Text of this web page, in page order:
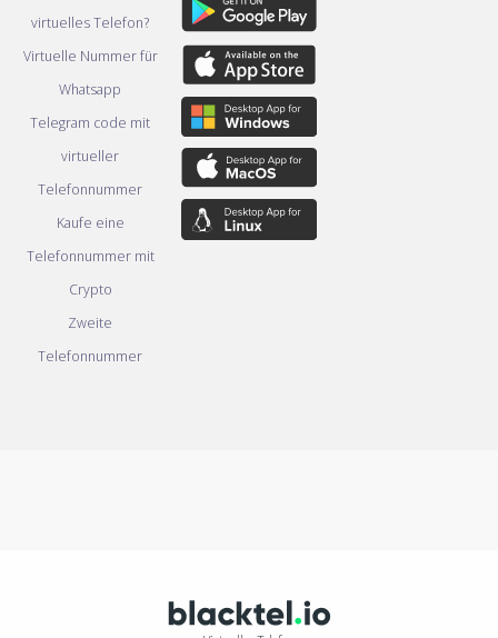
virtuelles Telefon?
Virtuelle Nummer für
Whatsapp
Telegram code mit
virtueller
Telefonnummer
Kaufe eine
Telefonnummer mit
Crypto
Zweite
Telefonnummer